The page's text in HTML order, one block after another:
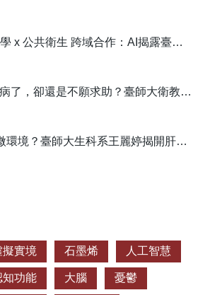
of enterprises: a fuzzy-set qualitative
Article 35.
s41599-023-02418-y
x 公共衛生 跨域合作：AI揭露臺灣
境型態
了，卻還是不願求助？臺師大衛教系
助關鍵
環境？臺師大生科系王麗婷揭開肝癌
擬實境 石墨烯 人工智慧
知功能 大腦 憂鬱